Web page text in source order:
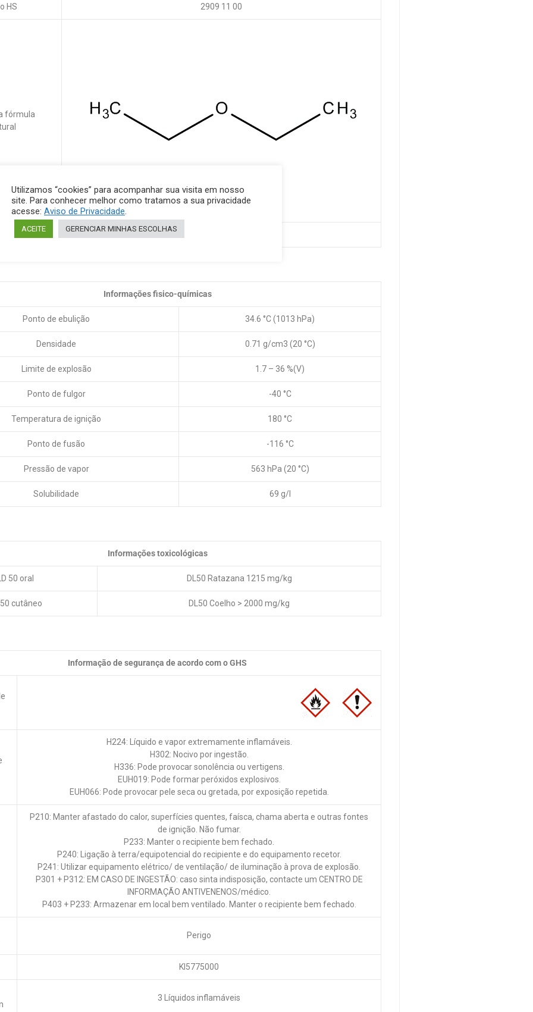
HS 2909 11 00
fórmula
Informações fisico-químicas
Ponto de ebulição 34.6 °C (1013 hPa)
Densidade 0.71 g/cm3 (20 °C)
Limite de explosão 1.7 – 36 %(V)
Ponto de fulgor -40 °C
Temperatura de ignição 180 °C
Ponto de fusão -116 °C
Pressão de vapor 563 hPa (20 °C)
Solubilidade 69 g/l
Informações toxicológicas
LD 50 oral DL50 Ratazana 1215 mg/kg
50 cutâneo DL50 Coelho > 2000 mg/kg
Informação de segurança de acordo com o GHS
H224: Líquido e vapor extremamente inflamáveis.
H302: Nocivo por ingestão.
H336: Pode provocar sonolência ou vertigens.
EUH019: Pode formar peróxidos explosivos.
EUH066: Pode provocar pele seca ou gretada, por exposição repetida.
P210: Manter afastado do calor, superfícies quentes, faísca, chama aberta e outras fontes
de ignição. Não fumar.
P233: Manter o recipiente bem fechado.
P240: Ligação à terra/equipotencial do recipiente e do equipamento recetor.
P241: Utilizar equipamento elétrico/ de ventilação/ de iluminação à prova de explosão.
P301 + P312: EM CASO DE INGESTÃO: caso sinta indisposição, contacte um CENTRO DE
INFORMAÇÃO ANTIVENENOS/médico.
P403 + P233: Armazenar em local bem ventilado. Manter o recipiente bem fechado.
Perigo
KI5775000
3 Líquidos inflamáveis
Utilizamos “cookies” para acompanhar sua visita em nosso
site. Para conhecer melhor como tratamos a sua privacidade
acesse: Aviso de Privacidade.
ACEITE GERENCIAR MINHAS ESCOLHAS